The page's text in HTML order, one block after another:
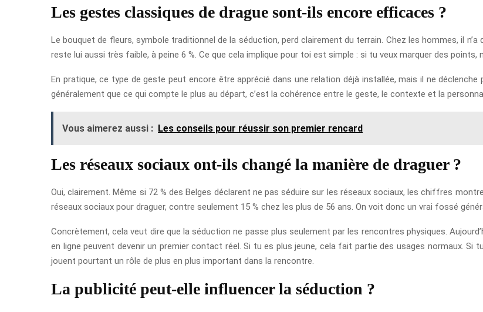
Les gestes classiques de drague sont-ils encore efficaces ?
Le bouquet de fleurs, symbole traditionnel de la séduction, perd clairement du terrain. Chez les hommes, il
reste lui aussi très faible, à peine 6 %. Ce que cela implique pour toi est simple : si tu veux marquer des
En pratique, ce type de geste peut encore être apprécié dans une relation déjà installée, mais il ne
généralement que ce qui compte le plus au départ, c’est la cohérence entre le geste, le contexte et la
Vous aimerez aussi : Les conseils pour réussir son premier rencard
Les réseaux sociaux ont-ils changé la manière de draguer ?
Oui, clairement. Même si 72 % des Belges déclarent ne pas séduire sur les réseaux sociaux, les chiffres
réseaux sociaux pour draguer, contre seulement 15 % chez les plus de 56 ans. On voit donc un vrai fossé
Concrètement, cela veut dire que la séduction ne passe plus seulement par les rencontres physiques.
en ligne peuvent devenir un premier contact réel. Si tu es plus jeune, cela fait partie des usages normaux. Si
jouent pourtant un rôle de plus en plus important dans la rencontre.
La publicité peut-elle influencer la séduction ?